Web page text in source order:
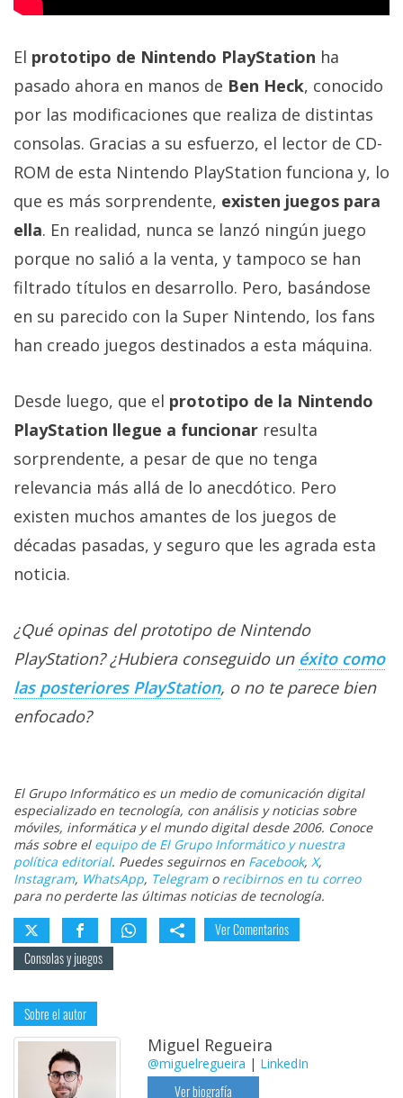
El prototipo de Nintendo PlayStation ha
pasado ahora en manos de Ben Heck, conocido
por las modificaciones que realiza de distintas
consolas. Gracias a su esfuerzo, el lector de CD-
ROM de esta Nintendo PlayStation funciona y, lo
que es más sorprendente, existen juegos para
ella. En realidad, nunca se lanzó ningún juego
porque no salió a la venta, y tampoco se han
filtrado títulos en desarrollo. Pero, basándose
en su parecido con la Super Nintendo, los fans
han creado juegos destinados a esta máquina.
Desde luego, que el prototipo de la Nintendo
PlayStation llegue a funcionar resulta
sorprendente, a pesar de que no tenga
relevancia más allá de lo anecdótico. Pero
existen muchos amantes de los juegos de
décadas pasadas, y seguro que les agrada esta
noticia.
¿Qué opinas del prototipo de Nintendo
PlayStation? ¿Hubiera conseguido un éxito como
las posteriores PlayStation, o no te parece bien
enfocado?
El Grupo Informático es un medio de comunicación digital
especializado en tecnología, con análisis y noticias sobre
móviles, informática y el mundo digital desde 2006. Conoce
más sobre el equipo de El Grupo Informático y nuestra
política editorial. Puedes seguirnos en Facebook, X,
Instagram, WhatsApp, Telegramo recibirnos en tu correo
para no perderte las últimas noticias de tecnología.
Ver Comentarios
Consolas y juegos
Sobre el autor
Miguel Regueira
@miguelregueira | LinkedIn
Ver biografía